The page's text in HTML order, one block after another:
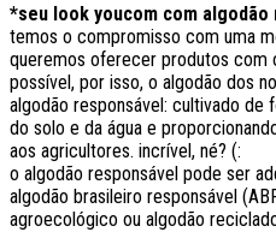
*seu look youcom com algodão
temos o compromisso com uma
queremos oferecer produtos com
possível, por isso, o algodão dos
algodão responsável: cultivado de
do solo e da água e
aos agricultores. incrível, né? (:
o algodão responsável pode ser
algodão brasileiro responsável
agroecológico ou algodão